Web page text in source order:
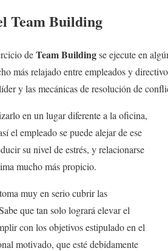
Team Building
deTeam Buildingse ejecute en
más relajado entre empleados y
y las mecánicas de resolución de
en un lugar diferente a la oficina,
el empleado se puede alejar de ese
su nivel de estrés, y relacionarse
mucho más propicio.
muy en serio cubrir las
que tan solo logrará elevar el
con los objetivos estipulado en el
motivado, que esté debidamente